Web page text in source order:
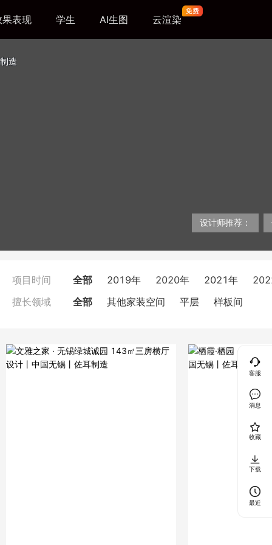
果表现 学生 AI生图 云渲染
造
设计师推荐：
项目时间 全部 2019年 2020年 2021年
擅长领域 全部 其他家装空间 平层 样板间
客服
消息
收藏
下载
最近